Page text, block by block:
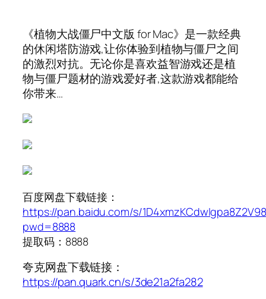
《植物大战僵尸中文版 for Mac》是一款经典
的休闲塔防游戏,让你体验到植物与僵尸之间
的激烈对抗。无论你是喜欢益智游戏还是植
物与僵尸题材的游戏爱好者,这款游戏都能给
你带来…
百度网盘下载链接：
https://pan.baidu.com/s/
pwd=8888
提取码：8888
夸克网盘下载链接：
https://pan.quark.cn/s/3de21a2fa282